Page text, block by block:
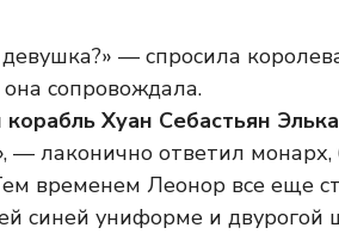
девушка?» — спросила
сопровождала.
Хуан Себастьян
— лаконично ответил
временем Леонор все еще
синей униформе и